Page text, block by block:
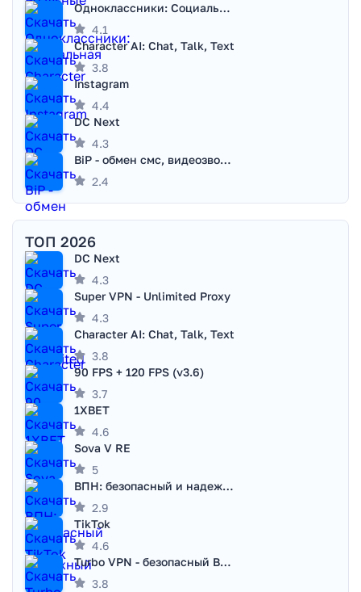
Одноклассники: Социальная сеть
4.1
Character AI: Chat, Talk, Text
3.8
Instagram
4.4
DC Next
4.3
BiP - обмен смс, видеозвонками
2.4
ТОП 2026
DC Next
4.3
Super VPN - Unlimited Proxy
4.3
Character AI: Chat, Talk, Text
3.8
90 FPS + 120 FPS (v3.6)
3.7
1XBET
4.6
Sova V RE
5
ВПН: безопасный и надежный VPN
2.9
TikTok
4.6
Turbo VPN - безопасный ВПН
3.8